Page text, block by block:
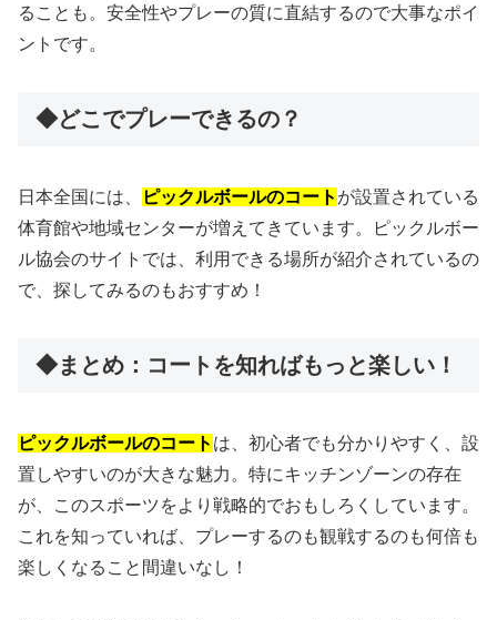
ることも。安全性やプレーの質に直結するので大事なポイ
ントです。
◆どこでプレーできるの？
日本全国には、 ピックルボールのコート が設置されている
体育館や地域センターが増えてきています。ピックルボー
ル協会のサイトでは、利用できる場所が紹介されているの
で、探してみるのもおすすめ！
◆まとめ：コートを知ればもっと楽しい！
ピックルボールのコート は、初心者でも分かりやすく、設
置しやすいのが大きな魅力。特にキッチンゾーンの存在
が、このスポーツをより戦略的でおもしろくしています。
これを知っていれば、プレーするのも観戦するのも何倍も
楽しくなること間違いなし！